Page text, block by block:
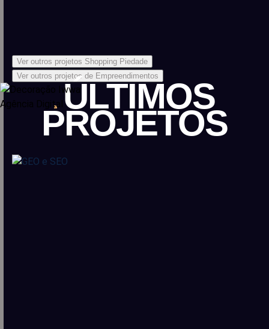
Ver outros projetos Shopping Piedade
Ver outros projetos de Empreendimentos
ÚLTIMOS
PROJETOS